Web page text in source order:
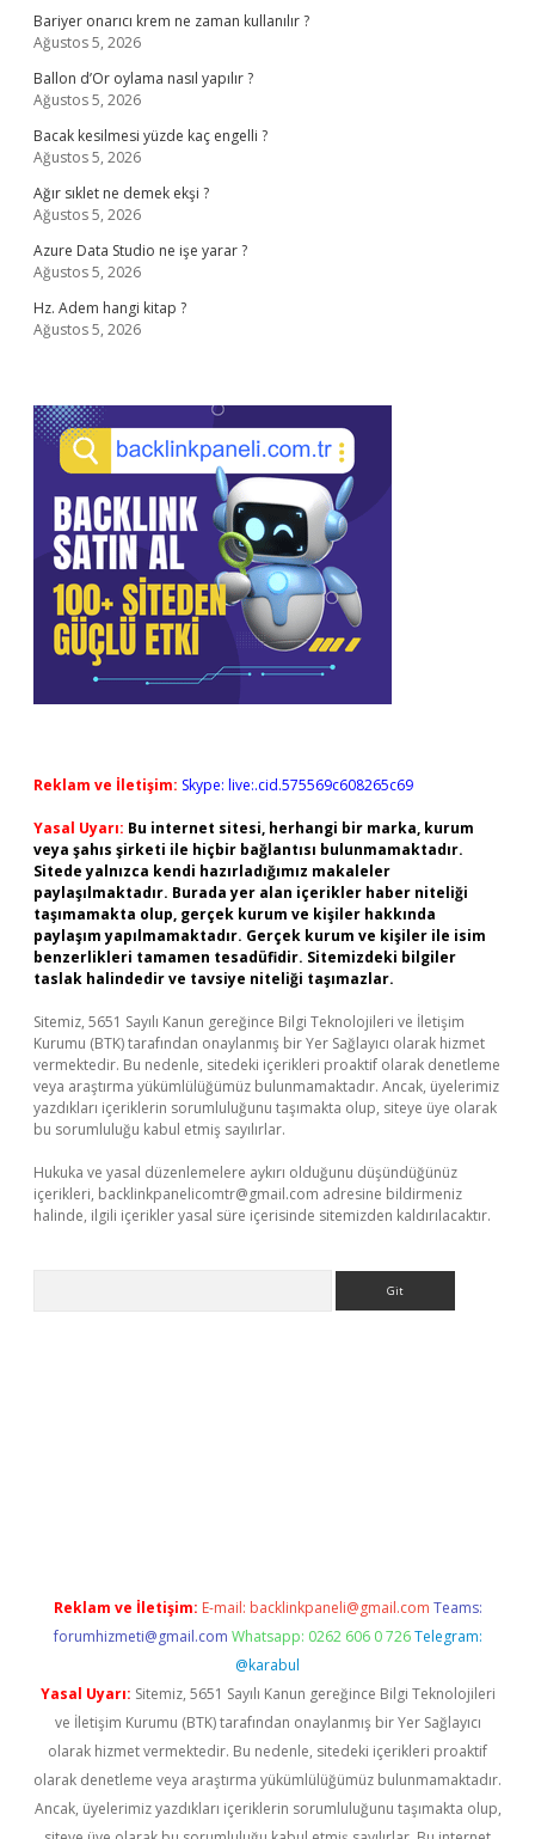
Bariyer onarıcı krem ne zaman kullanılır ?
Ağustos 5, 2026
Ballon d’Or oylama nasıl yapılır ?
Ağustos 5, 2026
Bacak kesilmesi yüzde kaç engelli ?
Ağustos 5, 2026
Ağır sıklet ne demek ekşi ?
Ağustos 5, 2026
Azure Data Studio ne işe yarar ?
Ağustos 5, 2026
Hz. Adem hangi kitap ?
Ağustos 5, 2026
Reklam ve İletişim: Skype: live:.cid.575569c608265c69
Yasal Uyarı: Bu internet sitesi, herhangi bir marka, kurum
veya şahıs şirketi ile hiçbir bağlantısı bulunmamaktadır.
Sitede yalnızca kendi hazırladığımız makaleler
paylaşılmaktadır. Burada yer alan içerikler haber niteliği
taşımamakta olup, gerçek kurum ve kişiler hakkında
paylaşım yapılmamaktadır. Gerçek kurum ve kişiler ile isim
benzerlikleri tamamen tesadüfidir. Sitemizdeki bilgiler
taslak halindedir ve tavsiye niteliği taşımazlar.
Sitemiz, 5651 Sayılı Kanun gereğince Bilgi Teknolojileri ve İletişim
Kurumu (BTK) tarafından onaylanmış bir Yer Sağlayıcı olarak hizmet
vermektedir. Bu nedenle, sitedeki içerikleri proaktif olarak denetleme
veya araştırma yükümlülüğümüz bulunmamaktadır. Ancak, üyelerimiz
yazdıkları içeriklerin sorumluluğunu taşımakta olup, siteye üye olarak
bu sorumluluğu kabul etmiş sayılırlar.
Hukuka ve yasal düzenlemelere aykırı olduğunu düşündüğünüz
içerikleri, backlinkpanelicomtr@gmail.com adresine bildirmeniz
halinde, ilgili içerikler yasal süre içerisinde sitemizden kaldırılacaktır.
Reklam ve İletişim: E-mail: backlinkpaneli@gmail.com Teams:
forumhizmeti@gmail.com Whatsapp: 0262 606 0 726 Telegram:
@karabul
Yasal Uyarı: Sitemiz, 5651 Sayılı Kanun gereğince Bilgi Teknolojileri
ve İletişim Kurumu (BTK) tarafından onaylanmış bir Yer Sağlayıcı
olarak hizmet vermektedir. Bu nedenle, sitedeki içerikleri proaktif
olarak denetleme veya araştırma yükümlülüğümüz bulunmamaktadır.
Ancak, üyelerimiz yazdıkları içeriklerin sorumluluğunu taşımakta olup,